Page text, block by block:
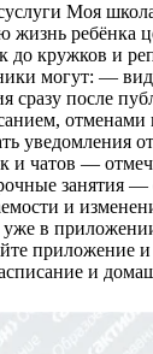
Моя
жизнь ребёнка
до кружков и
могут: —
сразу после
отменами
уведомления
и чатов —
занятия —
и
в
приложение и
и